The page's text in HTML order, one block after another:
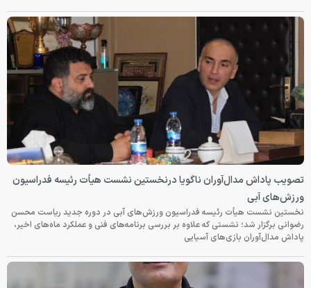
تصویب پاداش مدال‌آوران ناگویا درنخستین نشست هیأت رئیسه فدراسیون
ورزش‌های آبی
نخستین نشست هیأت رئیسه فدراسیون ورزش‌های آبی در دوره جدید ریاست محسن
رضوانی برگزار شد؛ نشستی که علاوه بر بررسی برنامه‌های فنی و عملکرد ماه‌های اخیر،
پاداش مدال‌آوران بازی‌های آسیایی